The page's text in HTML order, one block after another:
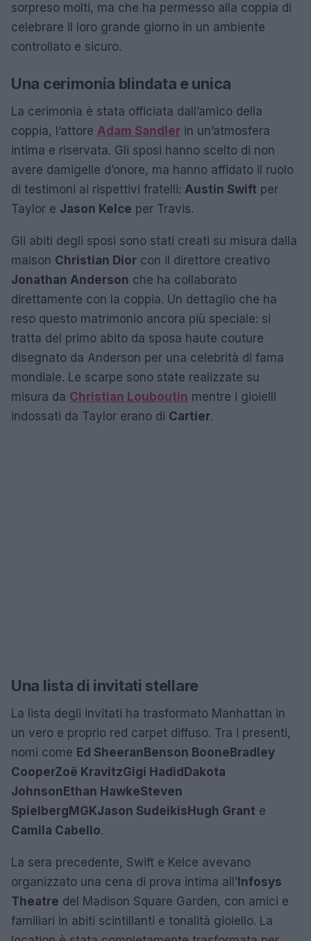
sorpreso molti, ma che ha permesso alla coppia di
celebrare il loro grande giorno in un ambiente
controllato e sicuro.
Una cerimonia blindata e unica
La cerimonia è stata officiata dall’amico della
coppia, l’attore Adam Sandler in un’atmosfera
intima e riservata. Gli sposi hanno scelto di non
avere damigelle d’onore, ma hanno affidato il ruolo
di testimoni ai rispettivi fratelli: Austin Swift per
Taylor e Jason Kelce per Travis.
Gli abiti degli sposi sono stati creati su misura dalla
maison Christian Dior con il direttore creativo
Jonathan Anderson che ha collaborato
direttamente con la coppia. Un dettaglio che ha
reso questo matrimonio ancora più speciale: si
tratta del primo abito da sposa haute couture
disegnato da Anderson per una celebrità di fama
mondiale. Le scarpe sono state realizzate su
misura da Christian Louboutin mentre i gioielli
indossati da Taylor erano di Cartier.
Una lista di invitati stellare
La lista degli invitati ha trasformato Manhattan in
un vero e proprio red carpet diffuso. Tra i presenti,
nomi come Ed Sheeran Benson Boone Bradley
CooperZoë KravitzGigi Hadid Dakota
Johnson Ethan HawkeSteven
Spielberg MGKJason Sudeikis Hugh Grant e
Camila Cabello.
La sera precedente, Swift e Kelce avevano
organizzato una cena di prova intima all’ Infosys
Theatre del Madison Square Garden, con amici e
familiari in abiti scintillanti e tonalità gioiello. La